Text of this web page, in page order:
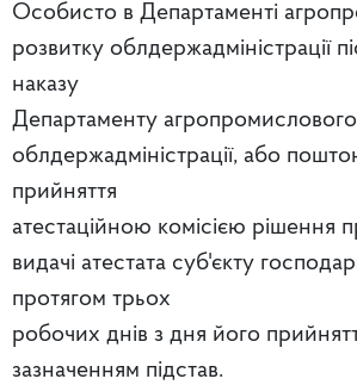
Особисто в Департаменті
розвитку облдержадміністрації
наказу
Департаменту
облдержадміністрації, або
прийняття
атестаційною комiсiєю рішення
видачі атестата суб'єкту
протягом трьох
робочих днів з дня його
зазначенням підстав.